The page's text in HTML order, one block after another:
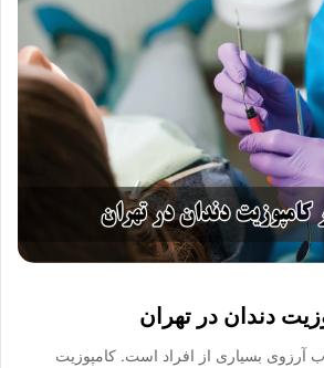
دندان در تهران
آرزوی بسیاری از افراد است. کامپوزیت